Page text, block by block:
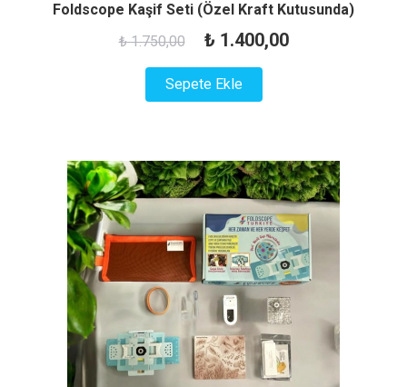
Foldscope Kaşif Seti (Özel Kraft Kutusunda)
₺1.750,00
Orijinal
fiyat:
₺ 1.750,00.
₺ 1.400,00Şu
Sepete Ekle